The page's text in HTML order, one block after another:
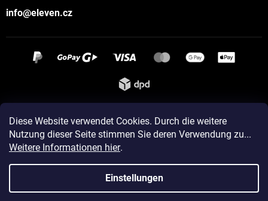
Diese Website verwendet Cookies. Durch die weitere
Nutzung dieser Seite stimmen Sie deren Verwendung zu...
Weitere Informationen hier.
Einstellungen
info@eleven.cz
Instagram
Erstellt von Shoptet